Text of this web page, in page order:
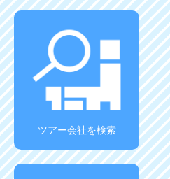
ツアー会社を検索